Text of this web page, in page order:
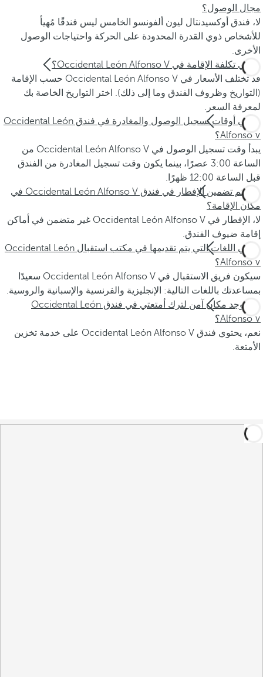
مجال الوصول؟
لا، فندق أوكسيدنتال ليون ألفونسو الخامس ليس فندقًا مُهيأ
للأشخاص ذوي القدرة المحدودة على الحركة واحتياجات الوصول
الأخرى.
ما هي تكلفة الإقامة في Occidental León Alfonso V؟
قد تختلف الأسعار في Occidental León Alfonso V حسب الإقامة
(التواريخ وظروف الفندق وما إلى ذلك). اختر التواريخ الخاصة بك
لمعرفة السعر.
ما هي أوقات تسجيل الوصول والمغادرة في فندق Occidental León
Alfonso V؟
يبدأ وقت تسجيل الوصول في Occidental León Alfonso V من
الساعة 3:00 عصرًا، بينما يكون وقت تسجيل المغادرة من الفندق
قبل الساعة 12:00 ظهرًا.
هل يتم تضمين الإفطار في فندق Occidental León Alfonso V في
مكان الإقامة؟
لا، الإفطار في Occidental León Alfonso V غير متضمن في أماكن
إقامة ضيوف الفندق.
ما هي اللغات التي يتم تقديمها في مكتب استقبال Occidental León
Alfonso V؟
سيكون فريق الاستقبال في Occidental León Alfonso V سعيدًا
بمساعدتك باللغات التالية: الإنجليزية والفرنسية والإسبانية والروسية.
هل يوجد مكان آمن لترك أمتعتي في فندق Occidental León
Alfonso V؟
نعم، يحتوي فندق Occidental León Alfonso V على خدمة تخزين
الأمتعة.